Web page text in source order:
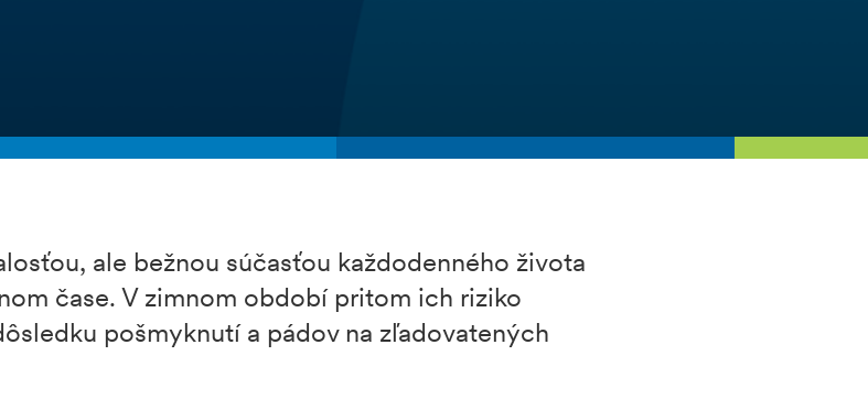
ale bežnou súčasťou každodenného života
čase. V zimnom období pritom ich riziko
pošmyknutí a pádov na zľadovatených